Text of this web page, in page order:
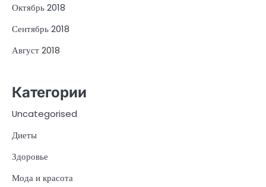
Октябрь 2018
Сентябрь 2018
Август 2018
Категории
Uncategorised
Диеты
Здоровье
Мода и красота